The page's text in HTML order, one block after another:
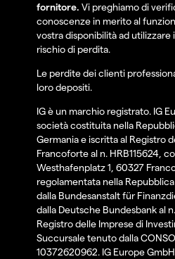
fornitore. Vi preghiamo di
conoscenze in merito al
vostra disponibilità ad utilizzare
rischio di perdita.
Le perdite dei clienti
loro depositi.
IG è un marchio registrato. IG
società costituita nella
Germania e iscritta al Registro
Francoforte al n. HRB115624,
Westhafenplatz 1, 60327
regolamentata nella
dalla Bundesanstalt für
dalla Deutsche Bundesbank al
Registro delle Imprese di
Succursale tenuto dalla
10372620962. IG Europe